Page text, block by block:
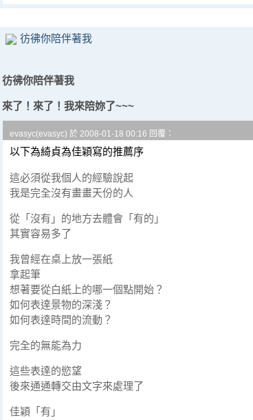
彷彿你陪伴著我
彷彿你陪伴著我
來了！來了！我來陪妳了~~~
evasyc(evasyc) 於 2008-01-18 00:16 回覆：
以下為綺貞為佳穎寫的推薦序
這必須從我個人的經驗說起
我是完全沒有畫畫天份的人
從「沒有」的地方去體會「有的」
其實容易多了
我曾經在桌上放一張紙
拿起筆
想著要從白紙上的哪一個點開始？
如何表達景物的深淺？
如何表達時間的流動？
完全的無能為力
這些表達的慾望
後來通通轉交由文字來處理了
佳穎「有」